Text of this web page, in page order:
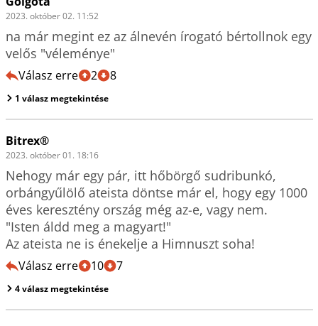
2023. október 02. 11:52
na már megint ez az álnevén írogató bértollnok egy
velős "véleménye"
Válasz erre 2 8
1 válasz megtekintése
Bitrex®
2023. október 01. 18:16
Nehogy már egy pár, itt hőbörgő sudribunkó,
orbángyűlölő ateista döntse már el, hogy egy 1000
éves keresztény ország még az-e, vagy nem.
"Isten áldd meg a magyart!"
Az ateista ne is énekelje a Himnuszt soha!
Válasz erre 10 7
4 válasz megtekintése